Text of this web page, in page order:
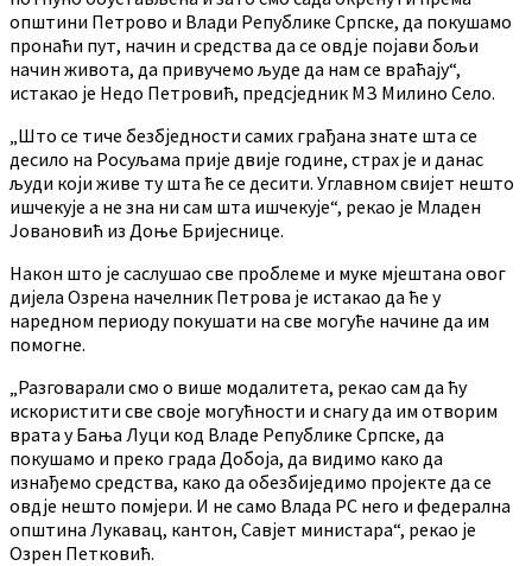
општини Петрово и Влади Републике Српске, да покушамо
пронаћи пут, начин и средства да се овдје појави бољи
начин живота, да привучемо људе да нам се враћају“,
истакао је Недо Петровић, предсједник МЗ Милино Село.
„Што се тиче безбједности самих грађана знате шта се
десило на Росуљама прије двије године, страх је и данас
људи који живе ту шта ће се десити. Углавном свијет нешто
ишчекује а не зна ни сам шта ишчекује“, рекао је Младен
Јовановић из Доње Бријеснице.
Након што је саслушао све проблеме и муке мјештана овог
дијела Озрена начелник Петрова је истакао да ће у
наредном периоду покушати на све могуће начине да им
помогне.
„Разговарали смо о више модалитета, рекао сам да ћу
искористити све своје могућности и снагу да им отворим
врата у Бања Луци код Владе Републике Српске, да
покушамо и преко града Добоја, да видимо како да
изнађемо средства, како да обезбиједимо пројекте да се
овдје нешто помјери. И не само Влада РС него и федерална
општина Лукавац, кантон, Савјет министара“, рекао је
Озрен Петковић.